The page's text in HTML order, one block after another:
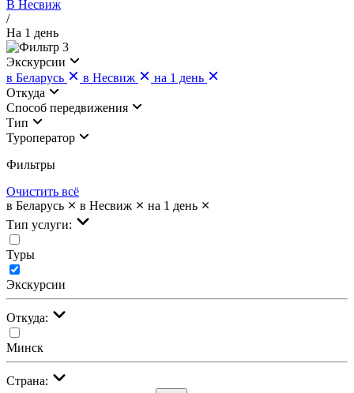
В Несвиж
/
На 1 день
3
Экскурсии
в Беларусь
в Несвиж
на 1 день
Откуда
Cпособ передвижения
Тип
Туроператор
Фильтры
Очистить всё
в Беларусь
в Несвиж
на 1 день
Тип услуги:
Туры
Экскурсии
Откуда:
Минск
Страна: